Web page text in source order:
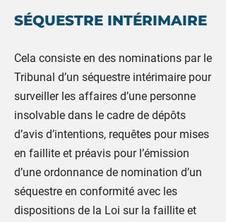
SÉQUESTRE INTÉRIMAIRE
Cela consiste en des nominations par le
Tribunal d’un séquestre intérimaire pour
surveiller les affaires d’une personne
insolvable dans le cadre de dépôts
d’avis d’intentions, requêtes pour mises
en faillite et préavis pour l’émission
d’une ordonnance de nomination d’un
séquestre en conformité avec les
dispositions de la Loi sur la faillite et